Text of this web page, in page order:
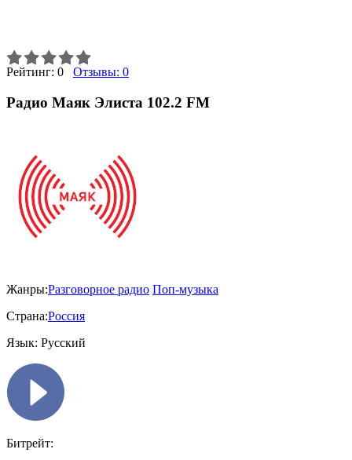
Рейтинг: 0 Отзывы: 0
Радио Маяк Элиста 102.2 FM
Жанры:Разговорное радио Поп-музыка
Страна:Россия
Язык: Русский
Битрейт: